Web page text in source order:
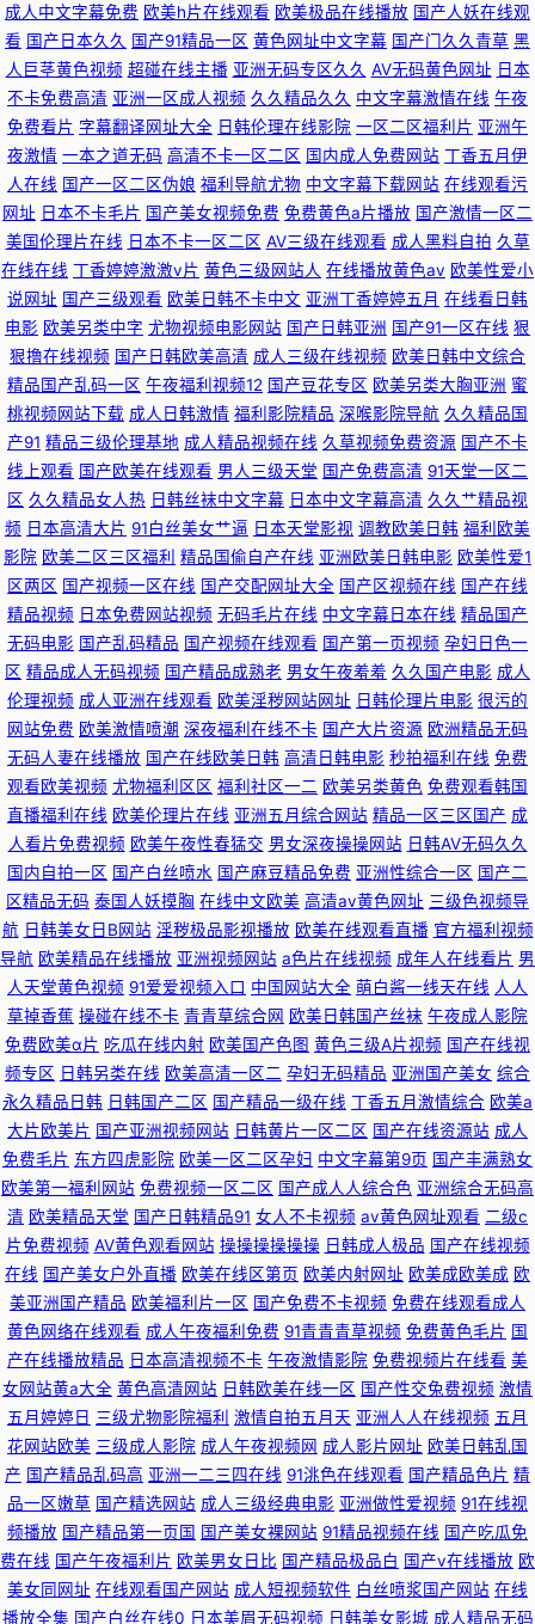
成人中文字幕免费 欧美h片在线观看 欧美极品在线播放 国产人妖在线观
看 国产日本久久 国产91精品一区 黄色网址中文字幕 国产门久久青草 黑
人巨茎黄色视频 超碰在线主播 亚洲无码专区久久 AV无码黄色网址 日本
不卡免费高清 亚洲一区成人视频 久久精品久久 中文字幕激情在线 午夜
免费看片 字幕翻译网址大全 日韩伦理在线影院 一区二区福利片 亚洲午
夜激情 一本之道无码 高清不卡一区二区 国内成人免费网站 丁香五月伊
人在线 国产一区二区伪娘 福利导航尤物 中文字幕下载网站 在线观看污
网址 日本不卡毛片 国产美女视频免费 免费黄色a片播放 国产激情一区二
美国伦理片在线 日本不卡一区二区 AV三级在线观看 成人黑料自拍 久草
在线在线 丁香婷婷激激v片 黄色三级网站人 在线播放黄色av 欧美性爱小
说网址 国产三级观看 欧美日韩不卡中文 亚洲丁香婷婷五月 在线看日韩
电影 欧美另类中字 尤物视频电影网站 国产日韩亚洲 国产91一区在线 狠
狠撸在线视频 国产日韩欧美高清 成人三级在线视频 欧美日韩中文综合
精品国产乱码一区 午夜福利视频12 国产豆花专区 欧美另类大胸亚洲 蜜
桃视频网站下载 成人日韩激情 福利影院精品 深喉影院导航 久久精品国
产91 精品三级伦理基地 成人精品视频在线 久草视频免费资源 国产不卡
线上观看 国产欧美在线观看 男人三级天堂 国产免费高清 91天堂一区二
区 久久精品女人热 日韩丝袜中文字幕 日本中文字幕高清 久久艹精品视
频 日本高清大片 91白丝美女艹逼 日本天堂影视 调教欧美日韩 福利欧美
影院 欧美二区三区福利 精品国偷自产在线 亚洲欧美日韩电影 欧美性爱1
区两区 国产视频一区在线 国产交配网址大全 国产区视频在线 国产在线
精品视频 日本免费网站视频 无码毛片在线 中文字幕日本在线 精品国产
无码电影 国产乱码精品 国产视频在线观看 国产第一页视频 孕妇日色一
区 精品成人无码视频 国产精品成熟老 男女午夜羞羞 久久国产电影 成人
伦理视频 成人亚洲在线观看 欧美淫秽网站网址 日韩伦理片电影 很污的
网站免费 欧美激情喷潮 深夜福利在线不卡 国产大片资源 欧洲精品无码
无码人妻在线播放 国产在线欧美日韩 高清日韩电影 秒拍福利在线 免费
观看欧美视频 尤物福利区区 福利社区一二 欧美另类黄色 免费观看韩国
直播福利在线 欧美伦理片在线 亚洲五月综合网站 精品一区三区国产 成
人看片免费视频 欧美午夜性春猛交 男女深夜操操网站 日韩AV无码久久
国内自拍一区 国产白丝喷水 国产麻豆精品免费 亚洲性综合一区 国产二
区精品无码 泰国人妖摸胸 在线中文欧美 高清av黄色网址 三级色视频导
航 日韩美女日B网站 淫秽极品影视播放 欧美在线观看直播 官方福利视频
导航 欧美精品在线播放 亚洲视频网站 a色片在线视频 成年人在线看片 男
人天堂黄色视频 91爱爱视频入口 中国网站大全 萌白酱一线天在线 人人
草掉香蕉 操碰在线不卡 青青草综合网 欧美日韩国产丝袜 午夜成人影院
免费欧美α片 吃瓜在线内射 欧美国产色图 黄色三级A片视频 国产在线视
频专区 日韩另类在线 欧美高清一区二 孕妇无码精品 亚洲国产美女 综合
永久精品日韩 日韩国产二区 国产精品一级在线 丁香五月激情综合 欧美a
大片欧美片 国产亚洲视频网站 日韩黄片一区二区 国产在线资源站 成人
免费毛片 东方四虎影院 欧美一区二区孕妇 中文字幕第9页 国产丰满熟女
欧美第一福利网站 免费视频一区二区 国产成人人综合色 亚洲综合无码高
清 欧美精品天堂 国产日韩精品91 女人不卡视频 av黄色网址观看 二级c
片免费视频 AV黄色观看网站 操操操操操操 日韩成人极品 国产在线视频
在线 国产美女户外直播 欧美在线区第页 欧美内射网址 欧美成欧美成 欧
美亚洲国产精品 欧美福利片一区 国产免费不卡视频 免费在线观看成人
黄色网络在线观看 成人午夜福利免费 91青青青草视频 免费黄色毛片 国
产在线播放精品 日本高清视频不卡 午夜激情影院 免费视频片在线看 美
女网站黄a大全 黄色高清网站 日韩欧美在线一区 国产性交兔费视频 激情
五月婷婷日 三级尤物影院福利 激情自拍五月天 亚洲人人在线视频 五月
花网站欧美 三级成人影院 成人午夜视频网 成人影片网址 欧美日韩乱国
产 国产精品乱码高 亚洲一二三四在线 91洮色在线观看 国产精品色片 精
品一区嫩草 国产精选网站 成人三级经典电影 亚洲做性爱视频 91在线视
频播放 国产精品第一页国 国产美女裸网站 91精品视频在线 国产吃瓜免
费在线 国产午夜福利片 欧美男女日比 国产精品极品白 国产v在线播放 欧
美女同网址 在线观看国产网站 成人短视频软件 白丝喷浆国产网站 在线
播放全集 国产白丝在线0 日本美眉无码视频 日韩美女影城 成人精品无码